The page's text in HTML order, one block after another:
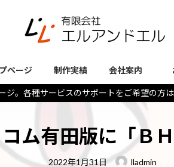
ページ 制作実績 会社案内
ジ。各種サービスのサポートをご希望の方
ム有田版に「Ｂ
最
2022年1月31日 lladmin